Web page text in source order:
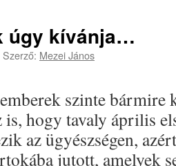
úgy kívánja…
Szerző: Mezei János
szinte bármire
is, hogy tavaly április
az ügyészségen,
jutott, amelyek